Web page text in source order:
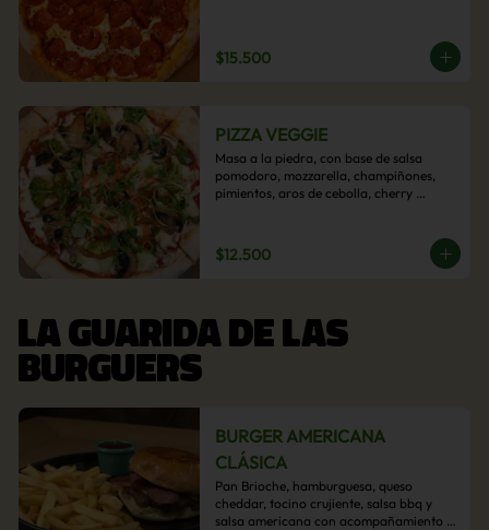
$15.500
PIZZA VEGGIE
Masa a la piedra, con base de salsa
pomodoro, mozzarella, champiñones,
pimientos, aros de cebolla, cherry
$12.500
LA GUARIDA DE LAS
BURGUERS
BURGER AMERICANA
CLÁSICA
Pan Brioche, hamburguesa, queso
cheddar, tocino crujiente, salsa bbq y
salsa americana con acompañamiento